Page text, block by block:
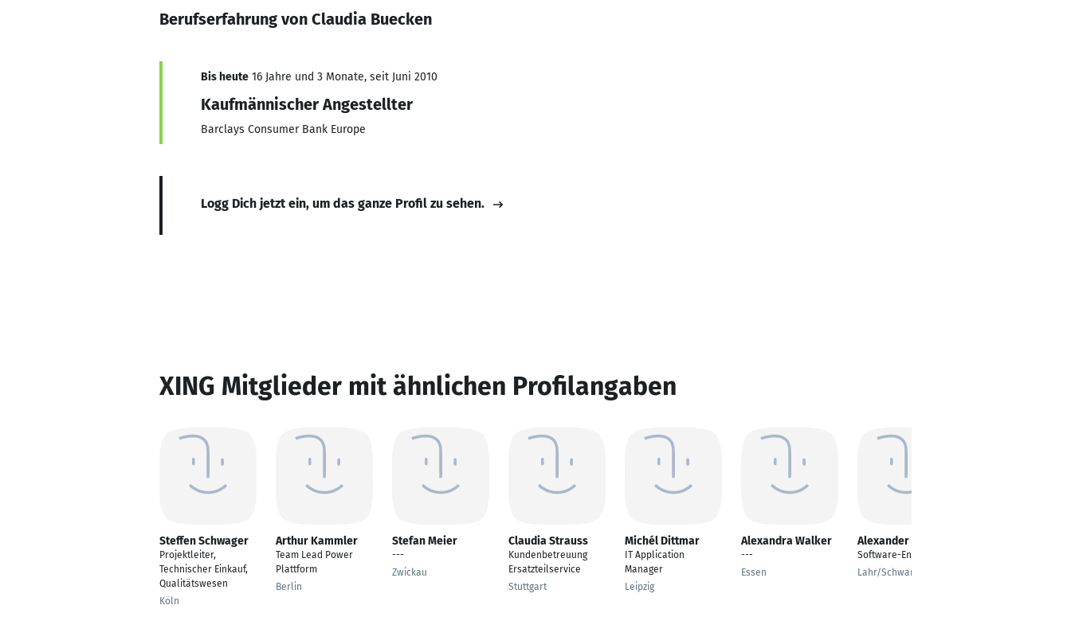
Berufserfahrung von Claudia Buecken
Bis heute 16 Jahre und 3 Monate, seit Juni 2010
Kaufmännischer Angestellter
Barclays Consumer Bank Europe
Logg Dich jetzt ein, um das ganze Profil zu sehen.
XING Mitglieder mit ähnlichen Profilangaben
Steffen Schwager
Projektleiter,
Technischer Einkauf,
Qualitätswesen
Köln
Arthur Kammler
Team Lead Power
Plattform
Berlin
Stefan Meier
---
Zwickau
Claudia Strauss
Kundenbetreuung
Ersatzteilservice
Stuttgart
Michél Dittmar
IT Application
Manager
Leipzig
Alexandra Walker
---
Essen
Alexander Eßer
Software-Entwickler
Lahr/Schwarzwald